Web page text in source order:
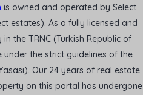
is owned and operated by Select
estates). As a fully licensed and
the TRNC (Turkish Republic of
the strict guidelines of the
Our 24 years of real estate
on this portal has undergone